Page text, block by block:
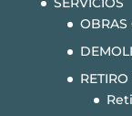
OBRAS